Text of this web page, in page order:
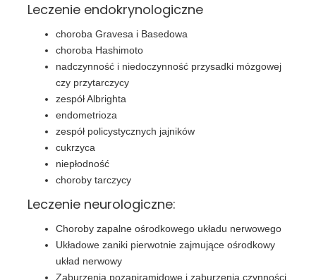
Leczenie endokrynologiczne
choroba Gravesa i Basedowa
choroba Hashimoto
nadczynność i niedoczynność przysadki mózgowej
czy przytarczycy
zespół Albrighta
endometrioza
zespół policystycznych jajników
cukrzyca
niepłodność
choroby tarczycy
Leczenie neurologiczne:
Choroby zapalne ośrodkowego układu nerwowego
Układowe zaniki pierwotnie zajmujące ośrodkowy
układ nerwowy
Zaburzenia pozapiramidowe i zaburzenia czynności